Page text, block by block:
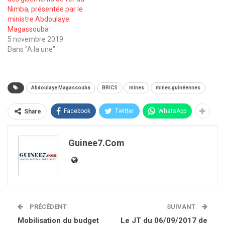
Nimba, présentée par le
ministre Abdoulaye
Magassouba
5 novembre 2019
Dans "A la une"
Abdoulaye Magassouba BRICS mines mines guinéennes
Share Facebook Twitter WhatsApp
Guinee7.com
PRÉCÉDENT
Mobilisation du budget
SUIVANT
Le JT du 06/09/2017 de